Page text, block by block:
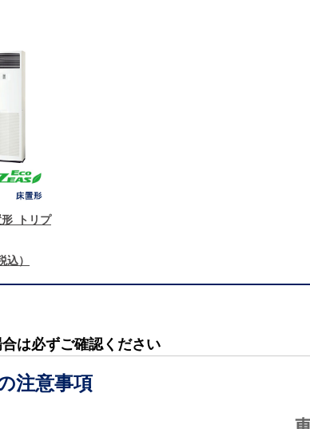
トリプ
込）
は必ずご確認ください
注意事項